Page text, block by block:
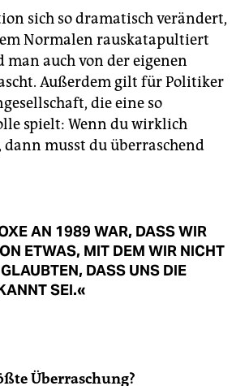
sich so dramatisch verändert,
Normalen rauskatapultiert
auch von der eigenen
Außerdem gilt für Politiker
die eine so
spielt: Wenn du wirklich
musst du überraschend
AN 1989 WAR, DASS WIR
ETWAS, MIT DEM WIR NICHT
DASS UNS DIE
SEI.«
Überraschung?